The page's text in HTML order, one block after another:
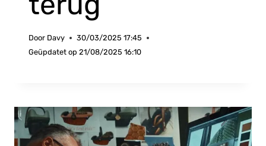
Door Davy
30/03/2025 17:45
Geüpdatet op 21/08/2025 16:10